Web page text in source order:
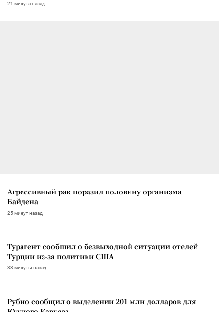
21 минута назад
Агрессивный рак поразил половину организма
Байдена
25 минут назад
Турагент сообщил о безвыходной ситуации отелей
Турции из-за политики США
33 минуты назад
Рубио сообщил о выделении 201 млн долларов для